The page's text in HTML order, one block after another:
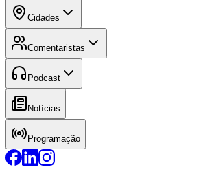
Cidades
Comentaristas
Podcast
Notícias
Programação